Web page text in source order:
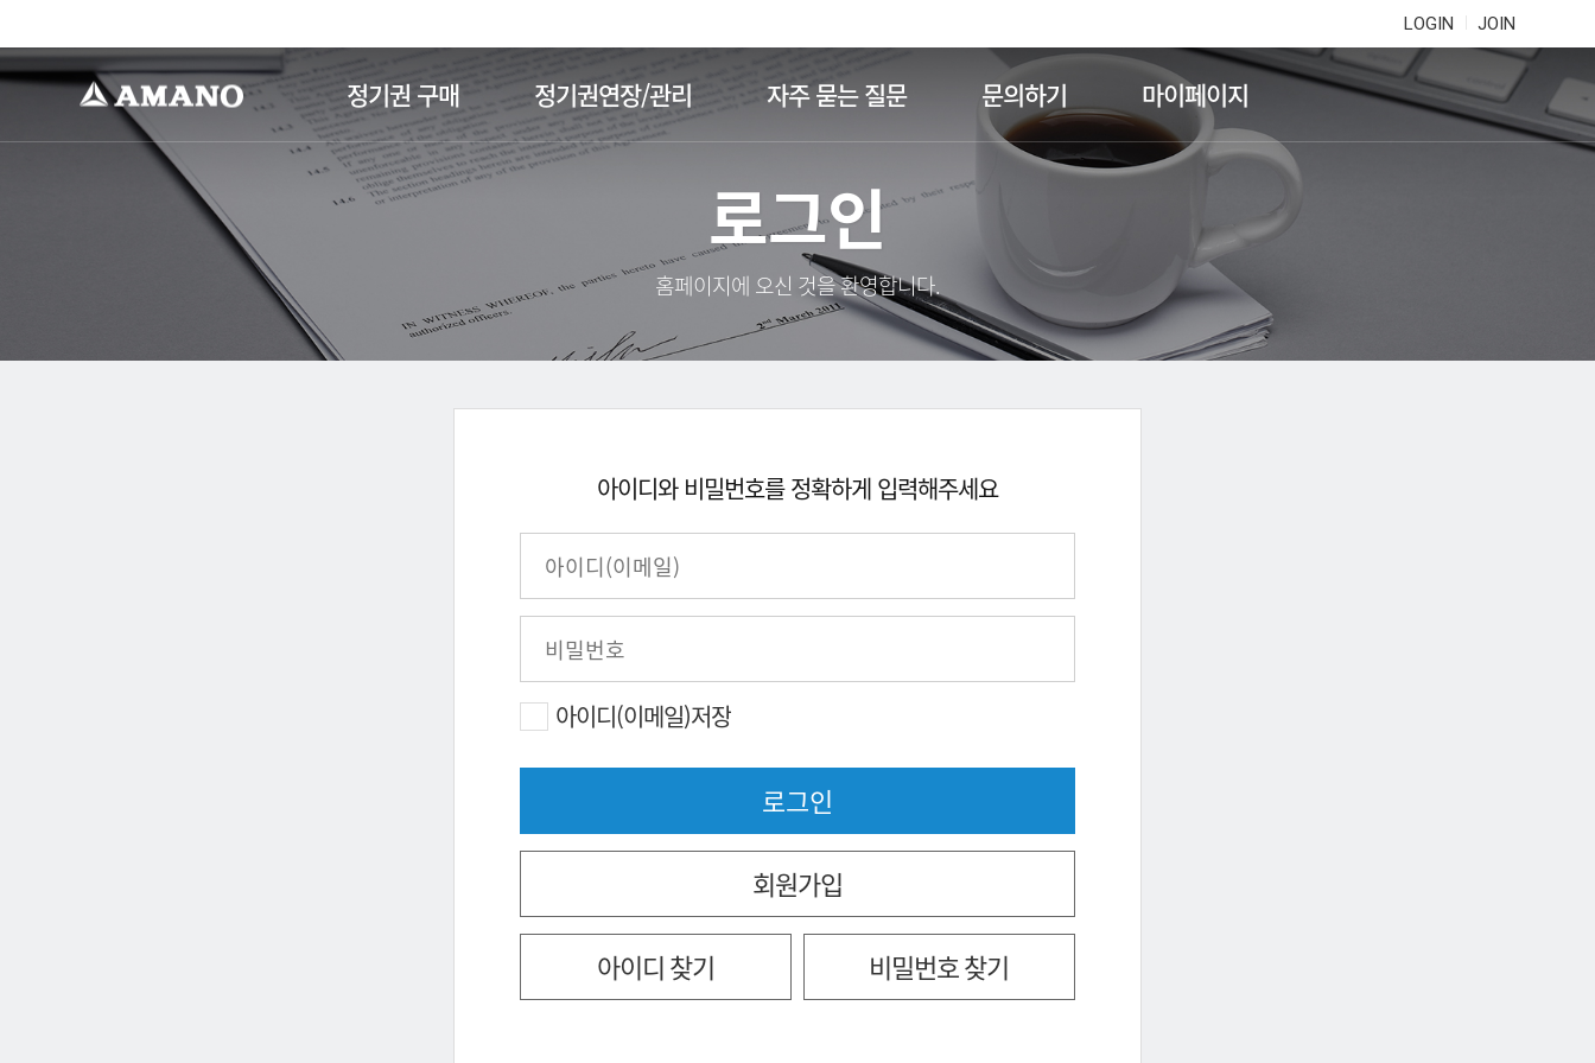
LOGIN JOIN
정기권 구매 정기권연장/관리 자주 묻는 질문 문의하기 마이페이지
로그인
홈페이지에 오신 것을 환영합니다.
아이디와 비밀번호를 정확하게 입력해주세요
아이디(이메일)저장
회원가입
아이디 찾기 비밀번호 찾기